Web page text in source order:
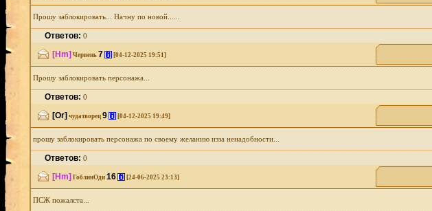
Прошу заблокировать... Начну по новой......
Ответов:0
[Hm] Червень 7 [i] [04-12-2025 19:51]
Прошу заблокировать персонажа...
Ответов:0
[Or] чудатворец 9 [i] [04-12-2025 19:49]
прошу заблокировать персонажа по своему желанию изза ненадобности...
Ответов:0
[Hm] ГоблинОди 16 [i] [24-06-2025 23:13]
ПСЖ пожалста...